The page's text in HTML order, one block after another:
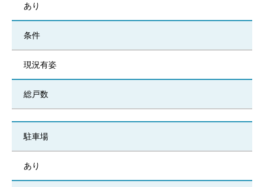
あり
条件
現況有姿
総戸数
駐車場
あり